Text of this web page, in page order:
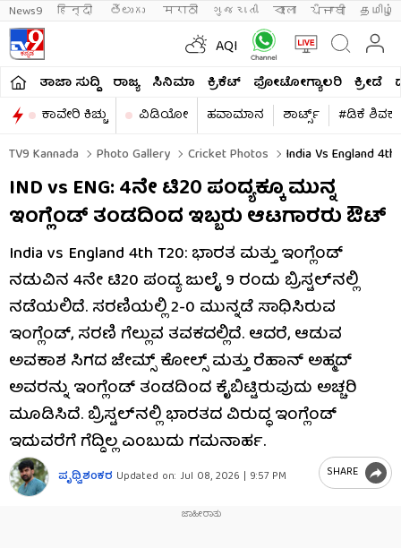
News9 हिन्दी తెలుగు मराठी ગુજરાતી বাংলা ਪੰਜਾਬੀ தமிழ்
AQI
ತಾಜಾ ಸುದ್ದಿ ರಾಜ್ಯ ಸಿನಿಮಾ ಕ್ರಿಕೆಟ್​ ಫೋಟೋಗ್ಯಾಲರಿ ಕ್ರೀಡೆ
ಕಾವೇರಿ ಕಿಚ್ಚು
ವಿಡಿಯೋ ಹವಾಮಾನ ಶಾರ್ಟ್ಸ್​
#ಡಿಕೆ
TV9 Kannada
Photo Gallery Cricket Photos India Vs England
IND vs ENG: 4ನೇ ಟಿ20 ಪಂದ್ಯಕ್ಕೂ ಮುನ್ನ
ಇಂಗ್ಲೆಂಡ್ ತಂಡದಿಂದ ಇಬ್ಬರು ಆಟಗಾರರು ಔಟ್
India vs England 4th T20: ಭಾರತ ಮತ್ತು ಇಂಗ್ಲೆಂಡ್
ನಡುವಿನ 4ನೇ ಟಿ20 ಪಂದ್ಯ ಜುಲೈ 9 ರಂದು ಬ್ರಿಸ್ಟಲ್‌ನಲ್ಲಿ
ನಡೆಯಲಿದೆ. ಸರಣಿಯಲ್ಲಿ 2-0 ಮುನ್ನಡೆ ಸಾಧಿಸಿರುವ
ಇಂಗ್ಲೆಂಡ್, ಸರಣಿ ಗೆಲ್ಲುವ ತವಕದಲ್ಲಿದೆ. ಆದರೆ, ಆಡುವ
ಅವಕಾಶ ಸಿಗದ ಜೇಮ್ಸ್ ಕೋಲ್ಸ್ ಮತ್ತು ರೆಹಾನ್ ಅಹ್ಮದ್
ಅವರನ್ನು ಇಂಗ್ಲೆಂಡ್ ತಂಡದಿಂದ ಕೈಬಿಟ್ಟಿರುವುದು ಅಚ್ಚರಿ
ಮೂಡಿಸಿದೆ. ಬ್ರಿಸ್ಟಲ್‌ನಲ್ಲಿ ಭಾರತದ ವಿರುದ್ಧ ಇಂಗ್ಲೆಂಡ್
ಇದುವರೆಗೆ ಗೆದ್ದಿಲ್ಲ ಎಂಬುದು ಗಮನಾರ್ಹ.
ಪೃಥ್ವಿಶಂಕರ Updated on: Jul 08, 2026 | 9:57 PM SHARE